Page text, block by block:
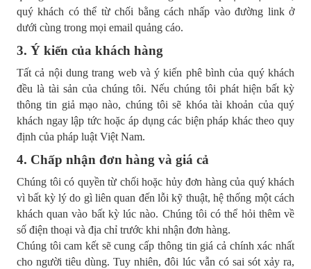
quý khách có thể từ chối bằng cách nhấp vào đường link ở
dưới cùng trong mọi email quảng cáo.
3. Ý kiến của khách hàng
Tất cả nội dung trang web và ý kiến phê bình của quý khách
đều là tài sản của chúng tôi. Nếu chúng tôi phát hiện bất kỳ
thông tin giả mạo nào, chúng tôi sẽ khóa tài khoản của quý
khách ngay lập tức hoặc áp dụng các biện pháp khác theo quy
định của pháp luật Việt Nam.
4. Chấp nhận đơn hàng và giá cả
Chúng tôi có quyền từ chối hoặc hủy đơn hàng của quý khách
vì bất kỳ lý do gì liên quan đến lỗi kỹ thuật, hệ thống một cách
khách quan vào bất kỳ lúc nào. Chúng tôi có thể hỏi thêm về
số điện thoại và địa chỉ trước khi nhận đơn hàng.
Chúng tôi cam kết sẽ cung cấp thông tin giá cả chính xác nhất
cho người tiêu dùng. Tuy nhiên, đôi lúc vẫn có sai sót xảy ra,